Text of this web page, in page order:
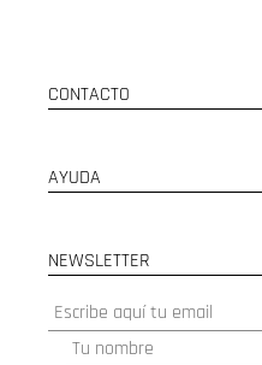
CONTACTO
AYUDA
NEWSLETTER